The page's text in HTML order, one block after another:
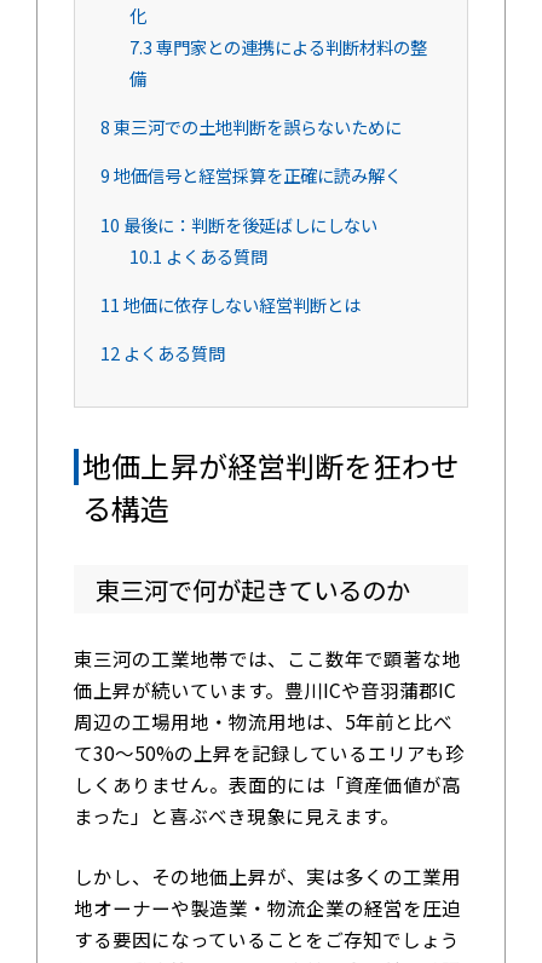
化
7.3専門家との連携による判断材料の整
備
8東三河での土地判断を誤らないために
9地価信号と経営採算を正確に読み解く
10 最後に：判断を後延ばしにしない
10.1 よくある質問
11地価に依存しない経営判断とは
12よくある質問
地価上昇が経営判断を狂わせ
る構造
東三河で何が起きているのか
東三河の工業地帯では、ここ数年で顕著な地
価上昇が続いています。豊川ICや音羽蒲郡IC
周辺の工場用地・物流用地は、5年前と比べ
て30～50%の上昇を記録しているエリアも珍
しくありません。表面的には「資産価値が高
まった」と喜ぶべき現象に見えます。
しかし、その地価上昇が、実は多くの工業用
地オーナーや製造業・物流企業の経営を圧迫
する要因になっていることをご存知でしょう